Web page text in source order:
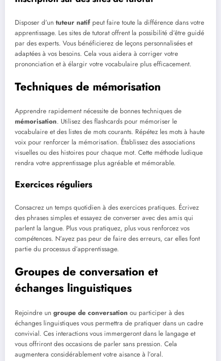
Disposer d’un tuteur natif peut faire toute la différence dans votre
apprentissage. Les sites de tutorat offrent la possibilité d’être guidé
par des experts. Vous bénéficierez de leçons personnalisées et
adaptées à vos besoins. Cela vous aidera à corriger votre
prononciation et à élargir votre vocabulaire plus efficacement.
Techniques de mémorisation
Apprendre rapidement nécessite de bonnes techniques de
mémorisation. Utilisez des flashcards pour mémoriser le
vocabulaire et des listes de mots courants. Répétez les mots à haute
voix pour renforcer la mémorisation. Établissez des associations
visuelles ou des histoires pour chaque mot. Cette méthode ludique
rendra votre apprentissage plus agréable et mémorable.
Exercices réguliers
Consacrez un temps quotidien à des exercices pratiques. Écrivez
des phrases simples et essayez de converser avec des amis qui
parlent la langue. Plus vous pratiquez, plus vous renforcez vos
compétences. N’ayez pas peur de faire des erreurs, car elles font
partie du processus d’apprentissage.
Groupes de conversation et
échanges linguistiques
Rejoindre un groupe de conversation ou participer à des
échanges linguistiques vous permettra de pratiquer dans un cadre
convivial. Ces interactions vous immergeront dans le langage et
vous offriront des occasions de parler sans pression. Cela
augmentera considérablement votre aisance à l’oral.